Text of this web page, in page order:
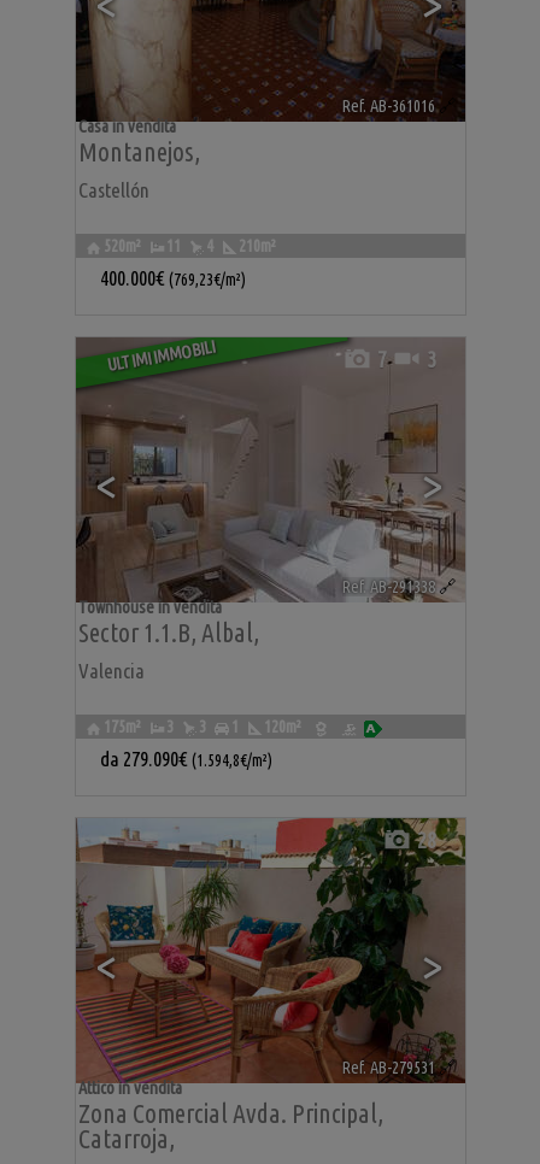
Ref. AB-361016 🔗
Montanejos,
Castellón
Casa in vendita
520m² 11 4 210m²
400.000€ (769,23€/m²)
ULTIMI IMMOBILI
< >
7 3
Ref. AB-291338 🔗
Sector 1.1.b, Albal,
Valencia
Townhouse in vendita
175m² 3 3 1 120m²
da 279.090€ (1.594,8€/m²)
< >
28
Ref. AB-279531🔗
Zona Comercial Avda. Principal,
Catarroja,
Attico in vendita